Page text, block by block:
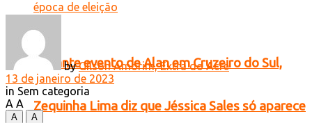
Durante evento de Alan em Cruzeiro do Sul,
Zequinha Lima diz que Jéssica Sales só aparece
by Gilson Amorim, Extra do Acre
13 de janeiro de 2023
in Sem categoria
A A
A
A